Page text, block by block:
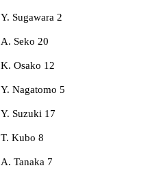
Y. Sugawara 2
A. Seko 20
K. Osako 12
Y. Nagatomo 5
Y. Suzuki 17
T. Kubo 8
A. Tanaka 7